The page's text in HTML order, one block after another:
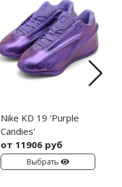
Nike KD 19 'Purple
Candies'
от 11906 руб
Выбрать